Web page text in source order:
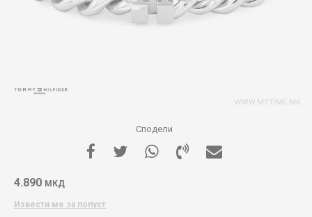
Сподели
4.890 МКД
Извести ме за попуст